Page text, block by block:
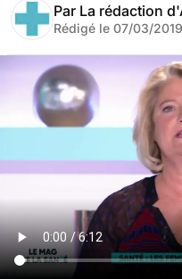
Par La rédaction
Rédigé le 07/03/2019